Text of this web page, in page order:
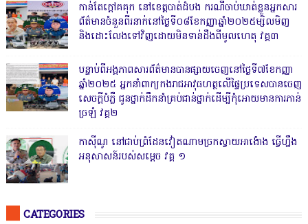
កាន់តែក្តៅគគុក នៅខេត្តបាត់ដំបង ករណីចាប់ឃាត់ខ្លួនអ្នកសារ
ព័ត៌មានចំនួនពីរនាក់នៅថ្ងៃទី០៨ខែកញ្ញាឆ្នាំ២០២៥ម្សិលមិញ
និងដោះលែងទៅវិញដោយមិនទាន់ដឹងពីមូលហេតុ វគ្គ៣
បន្ទាប់ពីអង្គភាពសារព័ត៌មានបានផ្សាយចេញនៅថ្ងៃទី៧ខែកញ្ញា
ឆ្នាំ២០២៥ អ្នកនាំពាក្យកងរាជអាវុធហត្ថលើផ្ទៃប្រទេសបានចេញ
សេចក្តីបំភ្លឺ ជូនថ្នាក់ដឹកនាំគ្រប់ជាន់ថ្នាក់ដើម្បីកុំអោយមានការភាន់
ច្រឡំ វគ្គ២
កាសុីណូ នៅជាប់ព្រំដែនវៀតណាមច្រកស្វាយអាង៉ោង ធ្វើហ្នឹង
អនុសាសន៍របស់សម្ដេច វគ្គ ១
CATEGORIES